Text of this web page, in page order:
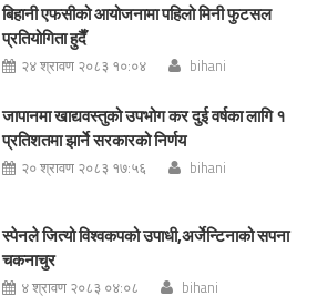
बिहानी एफसीको आयोजनामा पहिलो मिनी फुटसल
प्रतियोगिता हुदैँ
२४ श्रावण २०८३ १०:०४ bihani
जापानमा खाद्यवस्तुको उपभोग कर दुई वर्षका लागि १
प्रतिशतमा झार्ने सरकारको निर्णय
२० श्रावण २०८३ १७:५६ bihani
स्पेनले जित्यो विश्वकपको उपाधी,अर्जेन्टिनाको सपना
चकनाचुर
४ श्रावण २०८३ ०४:०८ bihani